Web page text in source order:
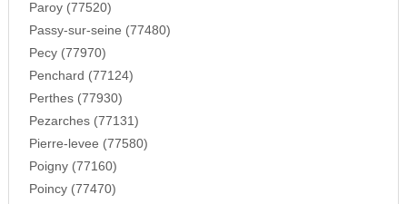
Paroy (77520)
Passy-sur-seine (77480)
Pecy (77970)
Penchard (77124)
Perthes (77930)
Pezarches (77131)
Pierre-levee (77580)
Poigny (77160)
Poincy (77470)